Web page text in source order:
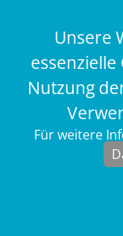
Unsere
Nutzung
Für weitere